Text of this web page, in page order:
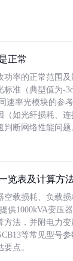
正常
功率的正常范围
标准（典型值为-
速率光模块的参
如光纤损耗、连
断网络性能问题
览表及计算方
空载损耗、负载
供1000kVA变压
方法，并附电力
等常见型号
点。